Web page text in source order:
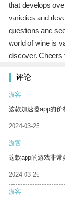
that develops
varieties and
questions and
world of wine is
discover. Cheers
评论
游客
这款加速器app的价
2024-03-25
游客
这款app的游戏非常
2024-03-25
游客